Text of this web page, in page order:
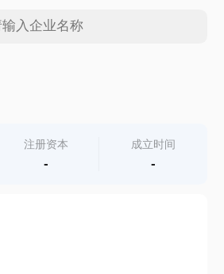
注册资本
-
成立时间
-